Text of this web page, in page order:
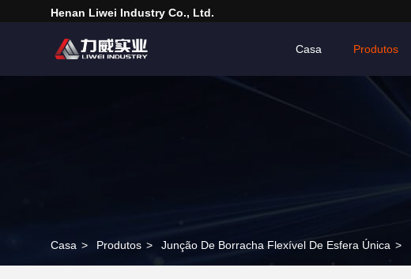
Henan Liwei Industry Co., Ltd.
Casa Produtos
Casa > Produtos > Junção De Borracha Flexível De Esfera Única >